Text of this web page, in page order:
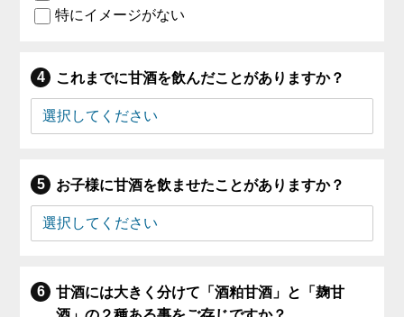
特にイメージがない
これまでに甘酒を飲んだことがありますか？
お子様に甘酒を飲ませたことがありますか？
甘酒には大きく分けて「酒粕甘酒」と「麹甘